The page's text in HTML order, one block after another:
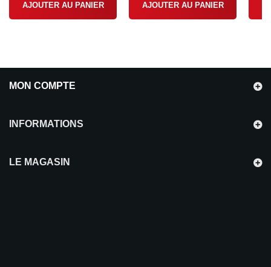
AJOUTER AU PANIER AJOUTER AU PANIER
MON COMPTE
INFORMATIONS
LE MAGASIN